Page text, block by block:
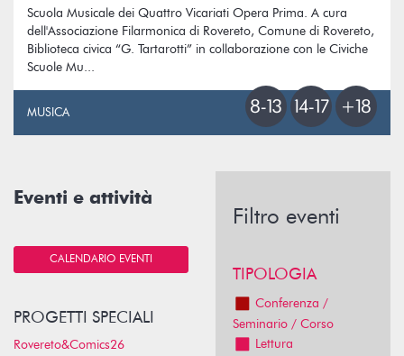
Scuola Musicale dei Quattro Vicariati Opera Prima. A cura
dell'Associazione Filarmonica di Rovereto, Comune di Rovereto,
Biblioteca civica “G. Tartarotti” in collaborazione con le Civiche
Scuole Mu...
MUSICA
Eventi e attività
CALENDARIO EVENTI
PROGETTI SPECIALI
Rovereto&Comics26
Filtro eventi
TIPOLOGIA
Conferenza /
Seminario / Corso
Lettura